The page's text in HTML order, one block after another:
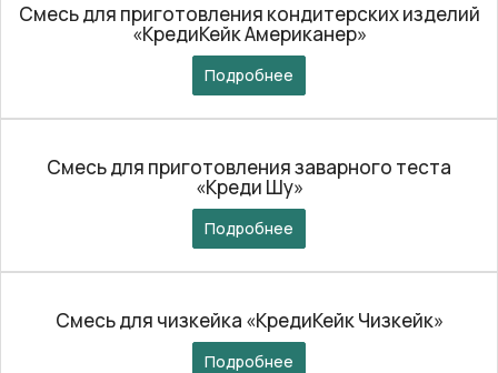
Смесь для приготовления кондитерских изделий
«КредиКейк Американер»
Подробнее
Смесь для приготовления заварного теста
«Креди Шу»
Подробнее
Смесь для чизкейка «КредиКейк Чизкейк»
Подробнее